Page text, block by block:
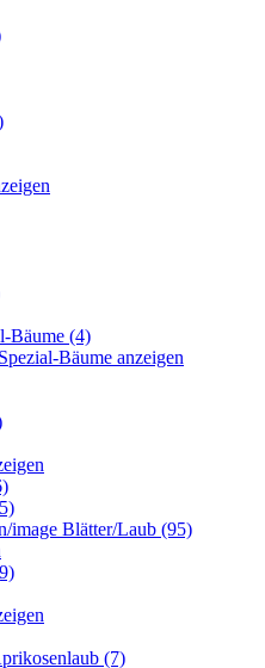
Bäume (4)
Bäume anzeigen
Blätter/Laub (95)
(7)